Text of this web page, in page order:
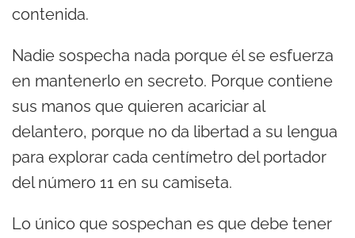
contenida.
Nadie sospecha nada porque él se esfuerza
en mantenerlo en secreto. Porque contiene
sus manos que quieren acariciar al
delantero, porque no da libertad a su lengua
para explorar cada centímetro del portador
del número 11 en su camiseta.
Lo único que sospechan es que debe tener